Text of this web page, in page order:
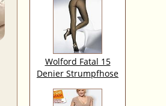
Wolford Fatal 15
Denier Strumpfhose